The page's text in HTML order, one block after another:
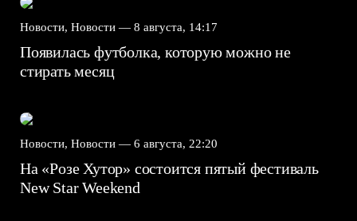
Новости, Новости — 8 августа, 14:17
Появилась футболка, которую можно не
стирать месяц
Новости, Новости — 6 августа, 22:20
На «Розе Хутор» состоится пятый фестиваль
New Star Weekend